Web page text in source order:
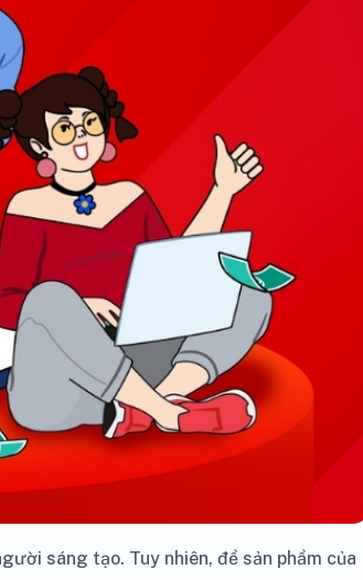
sáng tạo. Tuy nhiên, để sản phẩm của